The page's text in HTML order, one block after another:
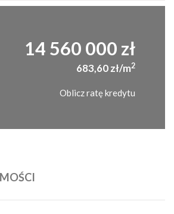
14 560 000 zł
683,60 zł/m2
Oblicz ratę kredytu